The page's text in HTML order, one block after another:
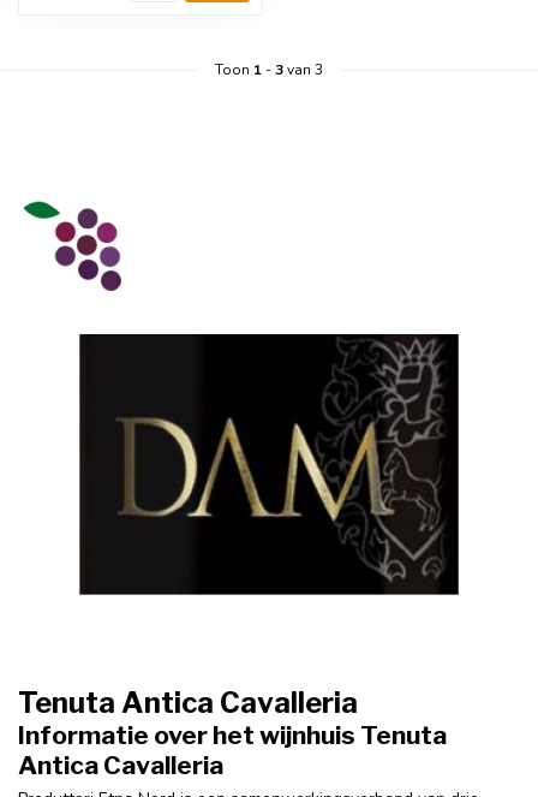
Toon 1-3van 3
Tenuta Antica Cavalleria
Informatie over het wijnhuis Tenuta
Antica Cavalleria